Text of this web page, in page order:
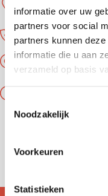
informatie over uw
partners voor social
partners kunnen
informatie die u aan
verzameld op basis
Toestemmingsselectie
Noodzakelijk
Voorkeuren
Statistieken
2717 HN
(079) 321 4374
Openingstijden
Dinsdag t/m
Zaterdag